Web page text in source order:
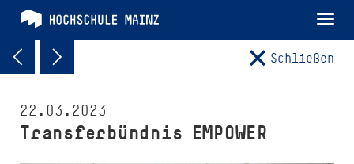
Schließen
22.03.2023
Transferbündnis EMPOWER